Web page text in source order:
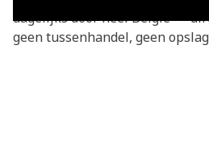
dagelijks door heel België —
geen tussenhandel, geen